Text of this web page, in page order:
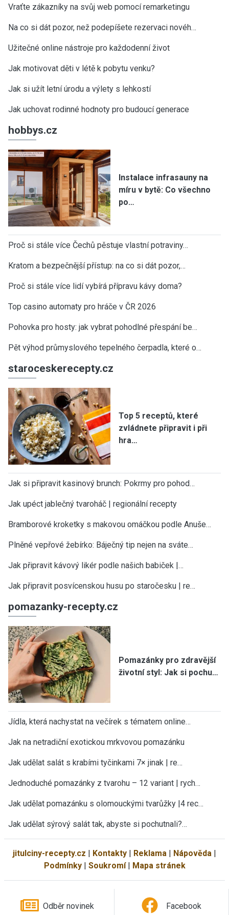
Vraťte zákazníky na svůj web pomocí remarketingu
Na co si dát pozor, než podepíšete rezervaci novéh…
Užitečné online nástroje pro každodenní život
Jak motivovat děti v létě k pobytu venku?
Jak si užít letní úrodu a výlety s lehkostí
Jak uchovat rodinné hodnoty pro budoucí generace
hobbys.cz
Instalace infrasauny na
míru v bytě: Co všechno
po…
Proč si stále více Čechů pěstuje vlastní potraviny…
Kratom a bezpečnější přístup: na co si dát pozor,…
Proč si stále více lidí vybírá přípravu kávy doma?
Top casino automaty pro hráče v ČR 2026
Pohovka pro hosty: jak vybrat pohodlné přespání be…
Pět výhod průmyslového tepelného čerpadla, které o…
staroceskerecepty.cz
Top 5 receptů, které
zvládnete připravit i při
hra…
Jak si připravit kasinový brunch: Pokrmy pro pohod…
Jak upéct jablečný tvaroháč | regionální recepty
Bramborové kroketky s makovou omáčkou podle Anuše…
Plněné vepřové žebírko: Báječný tip nejen na sváte…
Jak připravit kávový likér podle našich babiček |…
Jak připravit posvícenskou husu po staročesku | re…
pomazanky-recepty.cz
Pomazánky pro zdravější
životní styl: Jak si pochu…
Jídla, která nachystat na večírek s tématem online…
Jak na netradiční exotickou mrkvovou pomazánku
Jak udělat salát s krabími tyčinkami 7× jinak | re…
Jednoduché pomazánky z tvarohu – 12 variant | rych…
Jak udělat pomazánku s olomouckými tvarůžky |4 rec…
Jak udělat sýrový salát tak, abyste si pochutnali?…
jitulciny-recepty.cz | Kontakty | Reklama | Nápověda |
Podmínky| Soukromí| Mapa stránek
Odběr novinek Facebook